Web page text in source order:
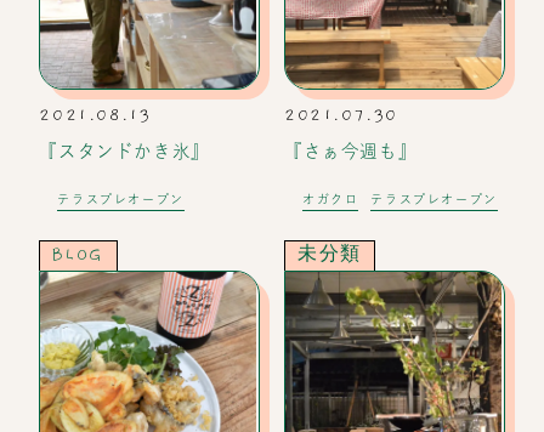
2021.08.13
『スタンドかき氷』
テラスプレオープン
2021.07.30
『さぁ今週も』
オガクロ テラスプレオープン
BLOG 未分類